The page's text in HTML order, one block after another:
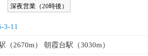
深夜営業（20時後）
3-11
（2670m） 朝霞台駅（3030m）